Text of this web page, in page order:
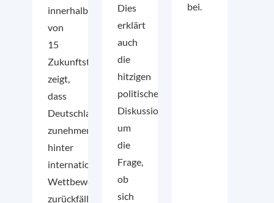
innerhalb
von
15
Zukunftstechnologien
zeigt,
dass
Deutschland
zunehmend
hinter
internationale
Wettbewerber
zurückfällt.
Dies
erklärt
auch
die
hitzigen
politischen
Diskussionen
um
die
Frage,
ob
sich
bei.